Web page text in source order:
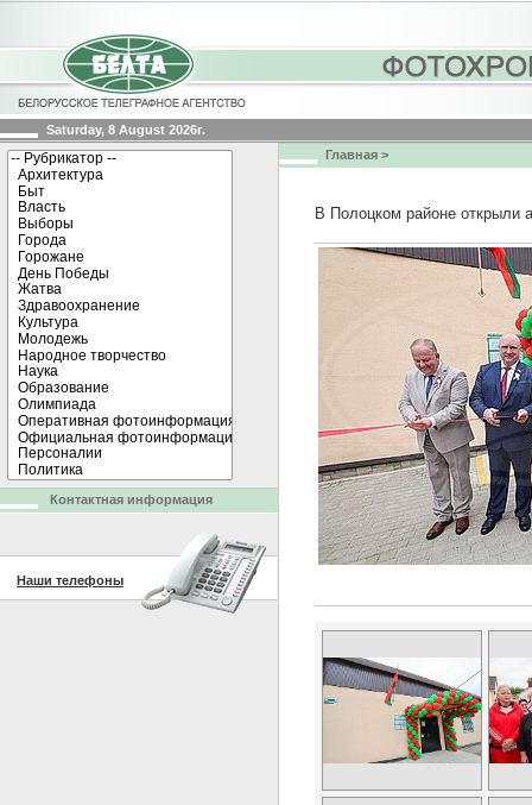
Saturday, 8 August 2026г.
Главная >
В Полоцком районе открыли
Контактная информация
Наши телефоны